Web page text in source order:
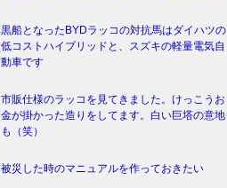
黒船となったBYDラッコの対抗馬はダイハツの
低コストハイブリッドと、スズキの軽量電気自
動車です
市販仕様のラッコを見てきました。けっこうお
金が掛かった造りをしてます。白い巨塔の意地
も（笑）
被災した時のマニュアルを作っておきたい